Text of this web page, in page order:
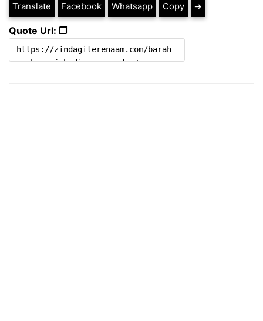
Translate Facebook Whatsapp Copy ➔
Quote Url: ❐